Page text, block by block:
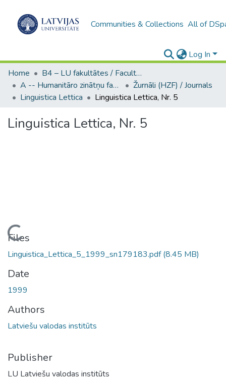
Communities & Collections All of
Log In
Home
B4 – LU fakultātes / Faculties of the UL
A -- Humanitāro zinātņu fakultāte / Faculty of Humanities
Žurnāli (HZF) / Journals
Linguistica Lettica
Linguistica Lettica, Nr. 5
Linguistica Lettica, Nr. 5
Loading...
Files
Linguistica_Lettica_5_1999_sn179183.pdf(8.45 MB)
Date
1999
Authors
Latviešu valodas institūts
Publisher
LU Latviešu valodas institūts